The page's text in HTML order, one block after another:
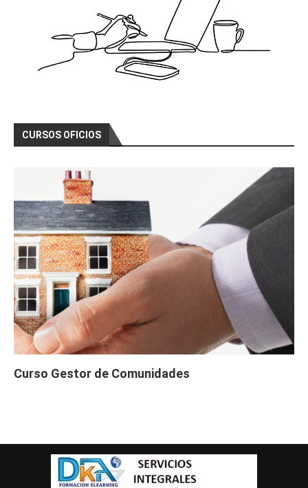
CURSOS OFICIOS
Curso Gestor de Comunidades